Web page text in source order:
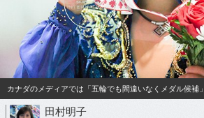
カナダのメディアでは「五輪でも間違いなくメダル候補
田村明子